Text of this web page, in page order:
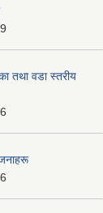
तथा वडा स्तरीय